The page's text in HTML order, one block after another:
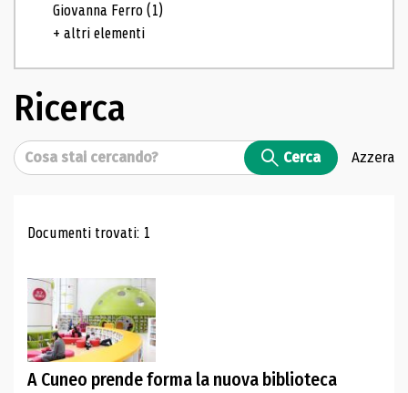
Giovanna Ferro(1)
+ altri elementi
Ricerca
Cerca Cerca Azzera
Risultati di ricerca
Documenti trovati: 1
A Cuneo prende forma la nuova biblioteca